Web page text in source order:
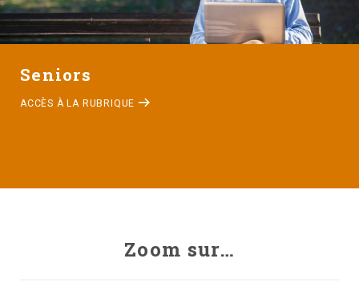
Seniors
ACCÈS À LA RUBRIQUE
Zoom sur…